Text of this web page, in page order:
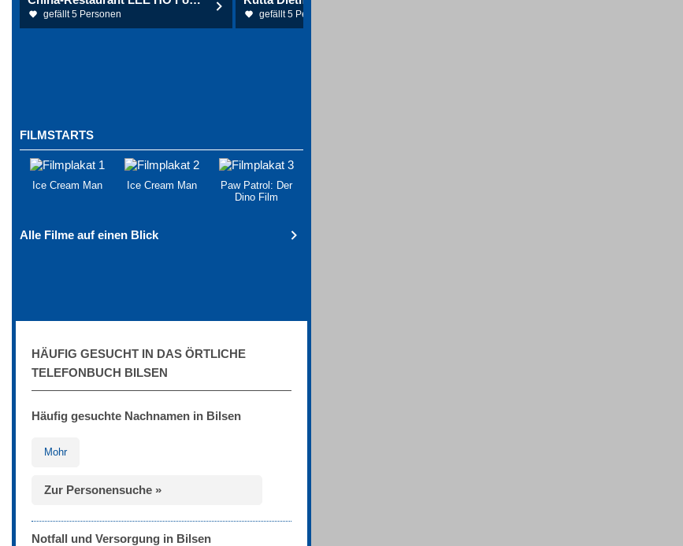
gefällt 5 Personen gefällt 5 Personen
FILMSTARTS
Ice Cream Man Ice Cream Man
Paw Patrol: Der
Dino Film
Alle Filme auf einen Blick
HÄUFIG GESUCHT IN DAS ÖRTLICHE
TELEFONBUCH BILSEN
Häufig gesuchte Nachnamen in Bilsen
Mohr
Zur Personensuche »
Notfall und Versorgung in Bilsen